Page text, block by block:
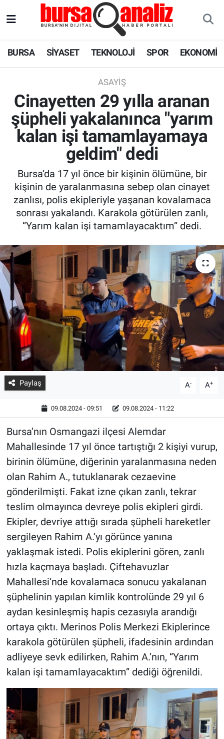
BURSA SİYASET TEKNOLOJİ SPOR EKONOMİ
ASAYIŞ
Cinayetten 29 yılla aranan
şüpheli yakalanınca "yarım
kalan işi tamamlayamaya
geldim" dedi
Bursa’da 17 yıl önce bir kişinin ölümüne, bir
kişinin de yaralanmasına sebep olan cinayet
zanlısı, polis ekipleriyle yaşanan kovalamaca
sonrası yakalandı. Karakola götürülen zanlı,
“Yarım kalan işi tamamlayacaktım” dedi.
Paylaş A- A+
09.08.2024 - 09:51 09.08.2024 - 11:22
Bursa’nın Osmangazi ilçesi Alemdar
Mahallesinde 17 yıl önce tartıştığı 2 kişiyi vurup,
birinin ölümüne, diğerinin yaralanmasına neden
olan Rahim A., tutuklanarak cezaevine
gönderilmişti. Fakat izne çıkan zanlı, tekrar
teslim olmayınca devreye polis ekipleri girdi.
Ekipler, devriye attığı sırada şüpheli hareketler
sergileyen Rahim A.’yı görünce yanına
yaklaşmak istedi. Polis ekiplerini gören, zanlı
hızla kaçmaya başladı. Çiftehavuzlar
Mahallesi’nde kovalamaca sonucu yakalanan
şüphelinin yapılan kimlik kontrolünde 29 yıl 6
aydan kesinleşmiş hapis cezasıyla arandığı
ortaya çıktı. Merinos Polis Merkezi Ekiplerince
karakola götürülen şüpheli, ifadesinin ardından
adliyeye sevk edilirken, Rahim A.’nın, “Yarım
kalan işi tamamlayacaktım” dediği öğrenildi.
SPOR
EKONOMİ
ASTROLOJİ
BLOG
Süper Lig Puan Durumu ve Fikstür
Tüm Manşetler
Son Dakika Haberleri
Haber Arşivi